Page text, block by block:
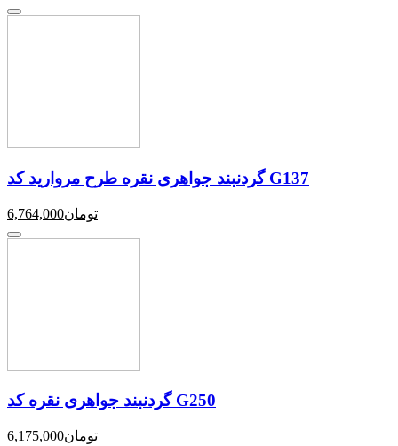
گردنبند جواهری نقره طرح مروارید کد G137
6,764,000تومان
گردنبند جواهری نقره کد G250
6,175,000تومان